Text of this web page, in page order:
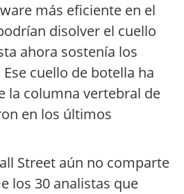
más eficiente en el
disolver el cuello
ahora sostenía los
cuello de botella ha
la columna vertebral de
en los últimos
Street aún no comparte
los 30 analistas que